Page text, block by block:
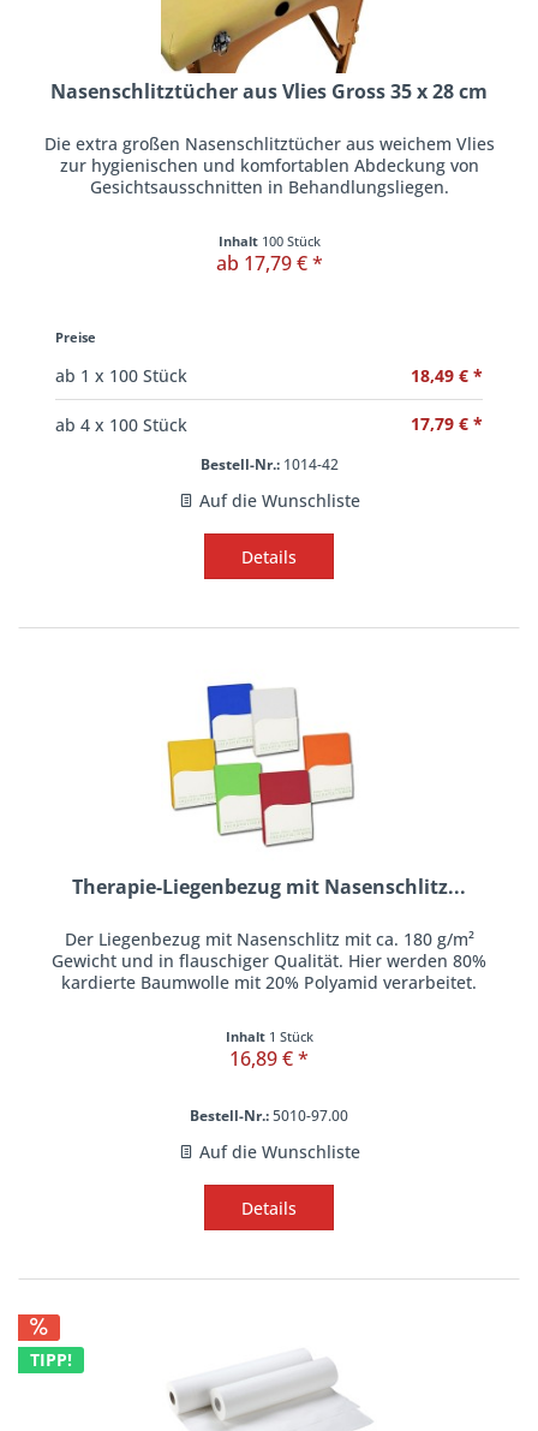
Nasenschlitztücher aus Vlies Gross 35 x 28 cm
Die extra großen Nasenschlitztücher aus weichem Vlies
zur hygienischen und komfortablen Abdeckung von
Gesichtsausschnitten in Behandlungsliegen.
Inhalt 100 Stück
ab 17,79 € *
Preise
ab 1x 100 Stück 18,49 € *
ab 4x 100 Stück 17,79 € *
Bestell-Nr.:1014-42
Auf die Wunschliste
Details
Therapie-Liegenbezug mit Nasenschlitz...
Der Liegenbezug mit Nasenschlitz mit ca. 180 g/m²
Gewicht und in flauschiger Qualität. Hier werden 80%
kardierte Baumwolle mit 20% Polyamid verarbeitet.
Inhalt 1 Stück
16,89 € *
Bestell-Nr.:5010-97.00
Auf die Wunschliste
Details
TIPP!